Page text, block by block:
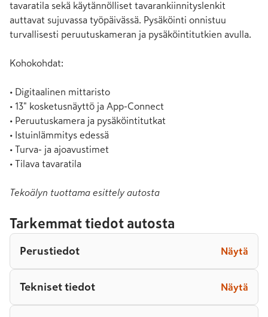
tavaratila sekä käytännölliset tavarankiinnityslenkit
auttavat sujuvassa työpäivässä. Pysäköinti onnistuu
turvallisesti peruutuskameran ja pysäköintitutkien avulla.
Kohokohdat:
• Digitaalinen mittaristo
• 13" kosketusnäyttö ja App-Connect
• Peruutuskamera ja pysäköintitutkat
• Istuinlämmitys edessä
• Turva- ja ajoavustimet
• Tilava tavaratila
Tekoälyn tuottama esittely autosta
Tarkemmat tiedot autosta
Perustiedot Näytä
Tekniset tiedot Näytä